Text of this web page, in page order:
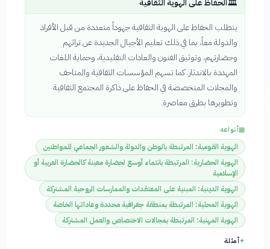
يتطلب الحفاظ على الهوية الثقافية جهوداً متعددة من قبل الأفراد
والدولة معاً، بما في ذلك تعليم الأجيال الجديدة عن تراثهم
وحضارتهم، وتوثيق الفنون والعادات التقليدية، وحماية اللغات
المهددة بالاندثار. كما تسهم المؤسسات الثقافية والمتاحف
والمجلات المتخصصة في الحفاظ على ذاكرة المجتمع الثقافية
وتطويرها بطرق معاصرة.
▦أنواعه
الهوية القومية: المرتبطة بالوطن والدولة والشعور الجماعي للمواطنين
الهوية الحضارية: المرتبطة بانتماء أوسع لحضارة معينة كالحضارة العربية أو
الإسلامية
الهوية الدينية: المبنية على المعتقدات والممارسات الروحية المشتركة
الهوية المحلية: المرتبطة بمنطقة جغرافية محددة وعاداتها الخاصة
الهوية المهنية: المرتبطة بمجالات الاختصاص والعمل المشتركة
✦أمثلة